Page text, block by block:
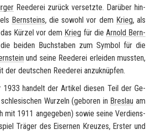
Ree­de­rei zu­rück ver­setz­te. Dar­über hin­
Bern­steins, die so­wohl vor dem Krieg, als
Kür­zel vor dem Krieg für die Ar­nold Bern­
bei­den Buch­sta­ben zum Sym­bol für die
und seine Ree­de­rei er­lei­den muss­ten,
der deut­schen Ree­de­rei an­zu­knüp­fen.
1933 han­delt der Ar­ti­kel die­sen Teil der Ge­
Wur­zeln (ge­bo­ren in Bres­lau am
mit 1911 an­ge­ge­ben) sowie seine Ver­diens­
Trä­ger des Ei­ser­nen Kreu­zes, Ers­ter und